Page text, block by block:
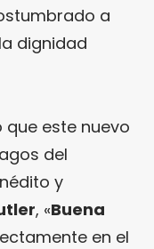
a
dignidad
este nuevo
del
y
, «Buena
en el